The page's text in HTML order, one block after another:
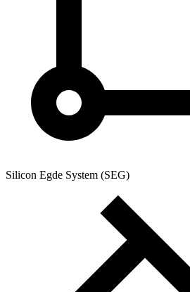
Silicon Egde System (SEG)